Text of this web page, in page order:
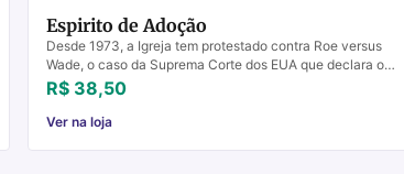
Espirito de Adoção
Desde 1973, a Igreja tem protestado contra Roe versus
Wade, o caso da Suprema Corte dos EUA que declara o
aborto sob demanda como um direito. A Igreja recebe...
R$ 38,50
Ver na loja